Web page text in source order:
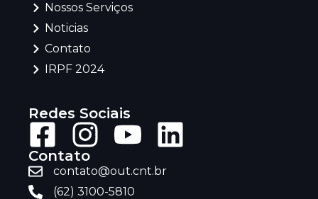
Nossos Serviços
Noticias
Contato
IRPF 2024
Redes Sociais
Contato
contato@out.cnt.br
(62) 3100-5810